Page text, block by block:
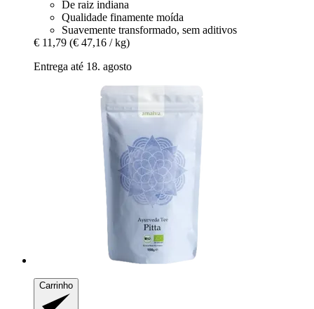
De raiz indiana
Qualidade finamente moída
Suavemente transformado, sem aditivos
€ 11,79 (€ 47,16 / kg)
Entrega até 18. agosto
Carrinho